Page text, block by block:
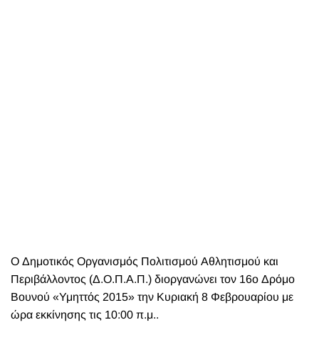
O Δημοτικός Οργανισμός Πολιτισμού Αθλητισμού και
Περιβάλλοντος (Δ.Ο.Π.Α.Π.) διοργανώνει τον 16ο Δρόμο
Βουνού «Υμηττός 2015» την Κυριακή 8 Φεβρουαρίου με
ώρα εκκίνησης τις 10:00 π.μ..